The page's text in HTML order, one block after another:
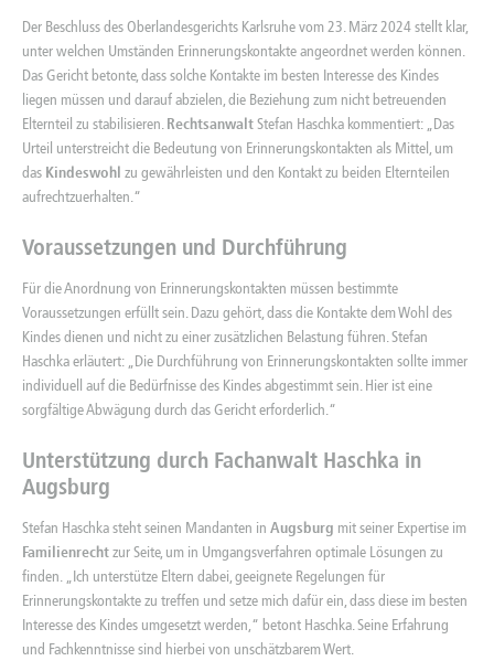
Der Beschluss des Oberlandesgerichts Karlsruhe vom 23. März 2024 stellt klar,
unter welchen Umständen Erinnerungskontakte angeordnet werden können.
Das Gericht betonte, dass solche Kontakte im besten Interesse des Kindes
liegen müssen und darauf abzielen, die Beziehung zum nicht betreuenden
Elternteil zu stabilisieren.RechtsanwaltStefan Haschka kommentiert: „Das
Urteil unterstreicht die Bedeutung von Erinnerungskontakten als Mittel, um
das Kindeswohl zu gewährleisten und den Kontakt zu beiden Elternteilen
aufrechtzuerhalten.“
Voraussetzungen und Durchführung
Für die Anordnung von Erinnerungskontakten müssen bestimmte
Voraussetzungen erfüllt sein. Dazu gehört, dass die Kontakte dem Wohl des
Kindes dienen und nicht zu einer zusätzlichen Belastung führen. Stefan
Haschka erläutert: „Die Durchführung von Erinnerungskontakten sollte immer
individuell auf die Bedürfnisse des Kindes abgestimmt sein. Hier ist eine
sorgfältige Abwägung durch das Gericht erforderlich.“
Unterstützung durch Fachanwalt Haschka in
Augsburg
Stefan Haschka steht seinen Mandanten in Augsburg mit seiner Expertise im
Familienrechtzur Seite, um in Umgangsverfahren optimale Lösungen zu
finden. „Ich unterstütze Eltern dabei, geeignete Regelungen für
Erinnerungskontakte zu treffen und setze mich dafür ein, dass diese im besten
Interesse des Kindes umgesetzt werden,“ betont Haschka. Seine Erfahrung
und Fachkenntnisse sind hierbei von unschätzbarem Wert.